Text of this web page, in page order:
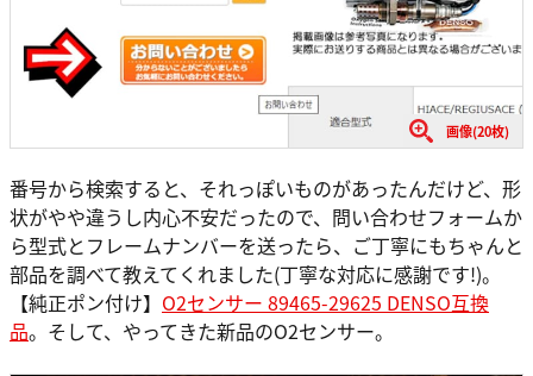
画像(20枚)
番号から検索すると、それっぽいものがあったんだけど、形
状がやや違うし内心不安だったので、問い合わせフォームか
ら型式とフレームナンバーを送ったら、ご丁寧にもちゃんと
部品を調べて教えてくれました(丁寧な対応に感謝です!)。
【純正ポン付け】 O2センサー 89465-29625 DENSO互換
品。そして、やってきた新品のO2センサー。